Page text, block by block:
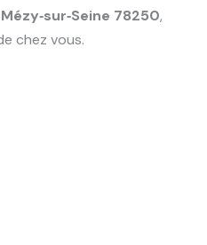
Mézy‑sur‑Seine 78250,
chez vous.